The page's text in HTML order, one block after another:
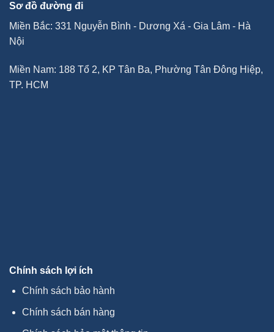
Sơ đồ đường đi
Miền Bắc: 331 Nguyễn Bình - Dương Xá - Gia Lâm - Hà
Nội
Miền Nam: 188 Tổ 2, KP Tân Ba, Phường Tân Đông Hiệp,
TP. HCM
Chính sách lợi ích
Chính sách bảo hành
Chính sách bán hàng